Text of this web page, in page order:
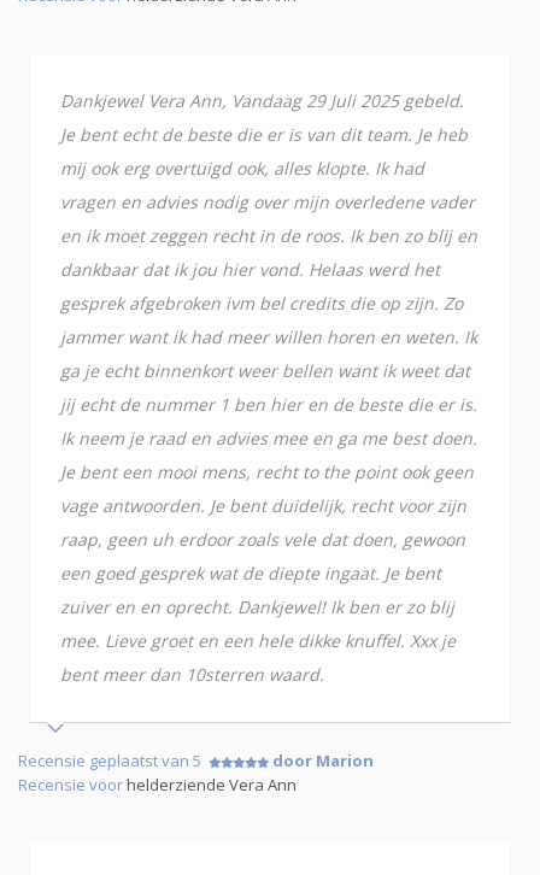
Dankjewel Vera Ann, Vandaag 29 Juli 2025 gebeld.
Je bent echt de beste die er is van dit team. Je heb
mij ook erg overtuigd ook, alles klopte. Ik had
vragen en advies nodig over mijn overledene vader
en ik moet zeggen recht in de roos. Ik ben zo blij en
dankbaar dat ik jou hier vond. Helaas werd het
gesprek afgebroken ivm bel credits die op zijn. Zo
jammer want ik had meer willen horen en weten. Ik
ga je echt binnenkort weer bellen want ik weet dat
jij echt de nummer 1 ben hier en de beste die er is.
Ik neem je raad en advies mee en ga me best doen.
Je bent een mooi mens, recht to the point ook geen
vage antwoorden. Je bent duidelijk, recht voor zijn
raap, geen uh erdoor zoals vele dat doen, gewoon
een goed gesprek wat de diepte ingaat. Je bent
zuiver en en oprecht. Dankjewel! Ik ben er zo blij
mee. Lieve groet en een hele dikke knuffel. Xxx je
bent meer dan 10sterren waard.
Recensie geplaatst van 5
door Marion
Recensie voorhelderziende Vera Ann